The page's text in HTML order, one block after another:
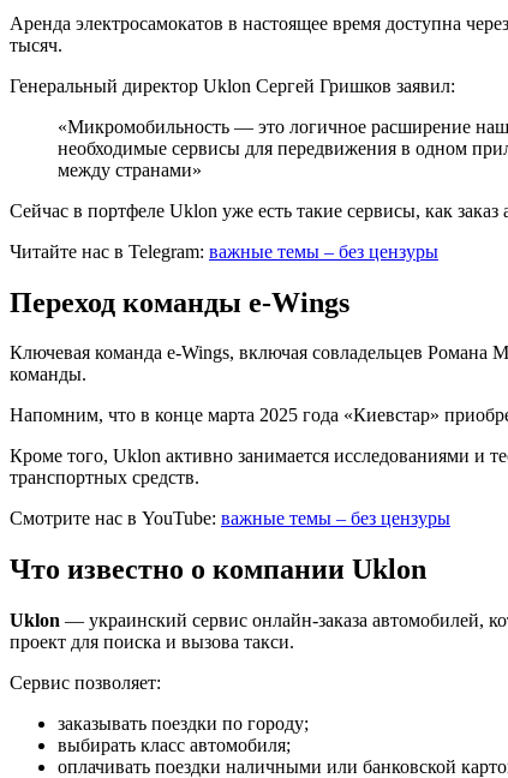
Аренда электросамокатов в настоящее время доступна
тысяч.
Генеральный директор Uklon Сергей Гришков заявил:
«Микромобильность — это логичное расширение
необходимые сервисы для передвижения в одном
между странами»
Сейчас в портфеле Uklon уже есть такие сервисы, как
Читайте нас в Telegram: важные темы – без цензуры
Переход команды e-Wings
Ключевая команда e-Wings, включая совладельцев Романа
команды.
Напомним, что в конце марта 2025 года «Киевстар»
Кроме того, Uklon активно занимается исследованиями и
транспортных средств.
Смотрите нас в YouTube: важные темы – без цензуры
Что известно о компании Uklon
Uklon — украинский сервис онлайн-заказа автомобилей,
проект для поиска и вызова такси.
Сервис позволяет:
заказывать поездки по городу;
выбирать класс автомобиля;
оплачивать поездки наличными или банковской